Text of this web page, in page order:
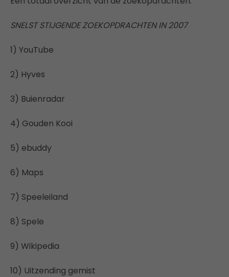
SNELST STIJGENDE ZOEKOPDRACHTEN IN 2007
1) YouTube
2) Hyves
3) Buienradar
4) Gouden Kooi
5) ebuddy
6) Maps
7) Speeleiland
8) Spele
9) Wikipedia
10) Uitzending gemist